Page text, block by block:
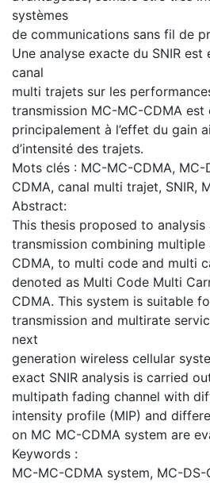
systèmes
de communications sans fil de
Une analyse exacte du SNIR est
canal
multi trajets sur les
transmission MC-MC-CDMA est
principalement à l’effet du gain
d’intensité des trajets.
Mots clés : MC-MC-CDMA,
CDMA, canal multi trajet, SNIR,
Abstract:
This thesis proposed to
transmission combining multiple
CDMA, to multi code and multi
denoted as Multi Code Multi
CDMA. This system is suitable
transmission and multirate
next
generation wireless cellular
exact SNIR analysis is carried
multipath fading channel with
intensity profile (MIP) and
on MC MC-CDMA system are
Keywords :
MC-MC-CDMA system, MC-